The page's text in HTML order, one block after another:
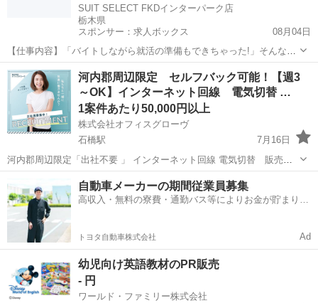
SUIT SELECT FKDインターパーク店
栃木県
スポンサー：求人ボックス
08月04日
【仕事内容】「バイトしながら就活の準備もできちゃった!」そんな先
輩が多数活躍中! ネクタイの結び方が分からなくても大丈夫。一から丁
寧に教えるので未経験でも安心です 週1日・1日1時間〜OKの柔軟シフ
トだから、授業やサークル、テスト...
アルバイト・パート
河内郡周辺限定 セルフバック可能！【週3
～OK】インターネット回線 電気切替 …
1案件あたり50,000円以上
株式会社オフィスグローヴ
石橋駅
7月16日
河内郡周辺限定「出社不要 」 インターネット回線 電気切替 販売紹
介 のお仕事です。 私たちは地域の人々に役立つ 大手通信キャリアの
インターネット回線 の商品やサービスをご案内し、ご契約いただきま
す。 【主な仕事...
石橋駅 セルフ
自動車メーカーの期間従業員募集
高収入・無料の寮費・通勤バス等によりお金が貯まりや
トヨタ自動車株式会社 Ad
幼児向け英語教材のPR販売
- 円
ワールド・ファミリー株式会社